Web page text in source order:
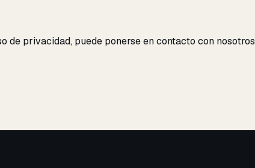
de privacidad, puede ponerse en contacto con